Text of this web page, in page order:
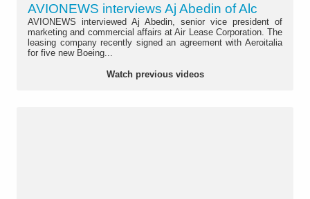
AVIONEWS interviews Aj Abedin of Alc
AVIONEWS interviewed Aj Abedin, senior vice president of
marketing and commercial affairs at Air Lease Corporation. The
leasing company recently signed an agreement with Aeroitalia
for five new Boeing...
Watch previous videos